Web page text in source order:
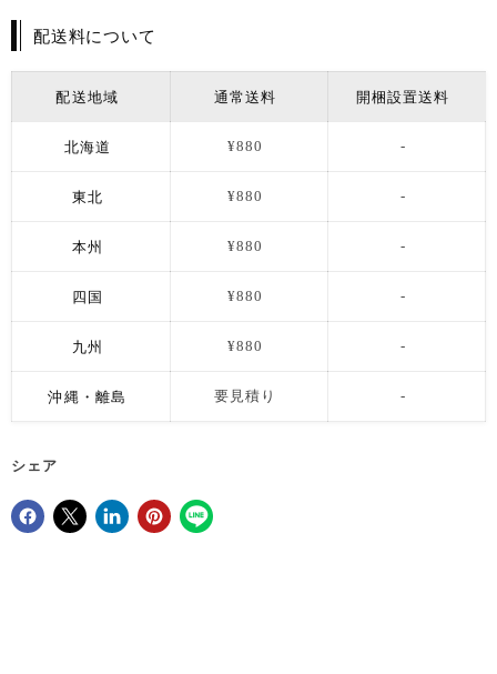
配送料について
配送地域 通常送料 開梱設置送料
北海道 ¥880 -
東北 ¥880 -
本州 ¥880 -
四国 ¥880 -
九州 ¥880 -
沖縄・離島 要見積り -
シェア